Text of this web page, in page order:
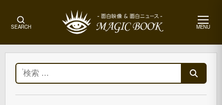
SEARCH MENU
メ
ュ
ー
ー 検
索: